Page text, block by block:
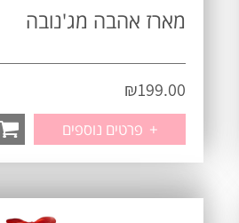
מארז אהבה מג'נובה
₪199.00
+ פרטים נוספים